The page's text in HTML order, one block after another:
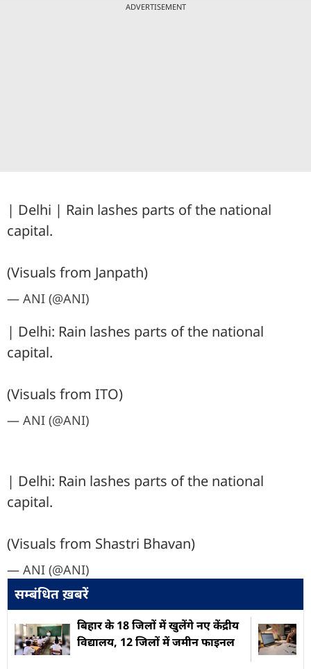
ADVERTISEMENT
| Delhi | Rain lashes parts of the national
capital.
(Visuals from Janpath)
— ANI (@ANI)
| Delhi: Rain lashes parts of the national
capital.
(Visuals from ITO)
— ANI (@ANI)
| Delhi: Rain lashes parts of the national
capital.
(Visuals from Shastri Bhavan)
— ANI (@ANI)
सम्बंधित ख़बरें
बिहार के 18 जिलों में खुलेंगे नए केंद्रीय
विद्यालय, 12 जिलों में जमीन फाइनल